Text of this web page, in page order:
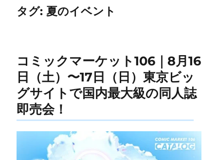
タグ: 夏のイベント
コミックマーケット106｜8月16
日（土）〜17日（日）東京ビッ
グサイトで国内最大級の同人誌
即売会！